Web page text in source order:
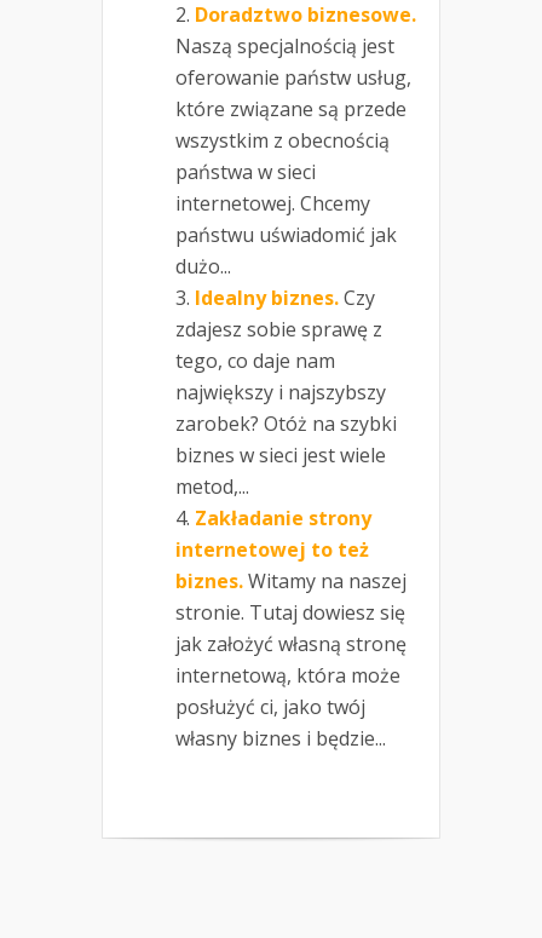
Doradztwo biznesowe.
Naszą specjalnością jest
oferowanie państw usług,
które związane są przede
wszystkim z obecnością
państwa w sieci
internetowej. Chcemy
państwu uświadomić jak
dużo...
Idealny biznes.Czy
zdajesz sobie sprawę z
tego, co daje nam
największy i najszybszy
zarobek? Otóż na szybki
biznes w sieci jest wiele
metod,...
Zakładanie strony
internetowej to też
biznes.Witamy na naszej
stronie. Tutaj dowiesz się
jak założyć własną stronę
internetową, która może
posłużyć ci, jako twój
własny biznes i będzie...